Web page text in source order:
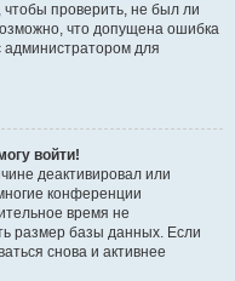
проверить, не был ли
что допущена ошибка
администратором для
войти!
деактивировал или
конференции
время не
размер базы данных. Если
снова и активнее